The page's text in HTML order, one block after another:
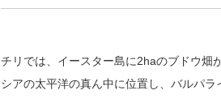
チリでは、イースター島に2haのブドウ畑
シアの太平洋の真ん中に位置し、バルパ